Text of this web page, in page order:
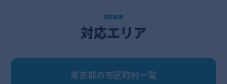
対応エリア
東京都の市区町村一覧